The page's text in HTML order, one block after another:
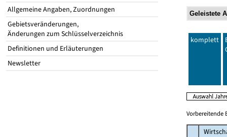
Allgemeine Angaben, Zuordnungen
Gebietsveränderungen,
Änderungen zum Schlüsselverzeichnis
Definitionen und Erläuterungen
Newsletter
komplett
Vorbereitende